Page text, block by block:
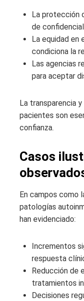
La protección
de
La equidad en
condiciona la
Las agencias
para aceptar
La transparencia
pacientes son
confianza.
Casos
En campos como
patologías
han evidenciado:
Incrementos
respuesta
Reducción de
tratamientos
Decisiones